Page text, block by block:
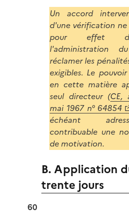
Un accord
d'une vérification ne
pour effet
l'administration
réclamer les
exigibles. Le
en cette matière
seul directeur (CE,
mai 1967 n° 64854
échéant
contribuable une
de motivation.
B. Application
trente jours
60